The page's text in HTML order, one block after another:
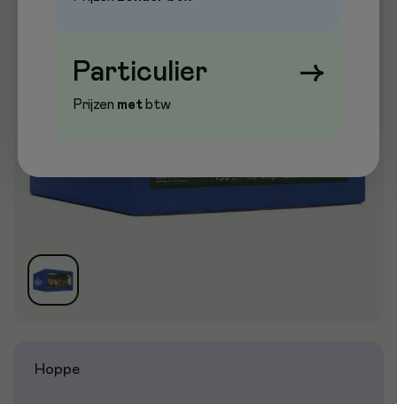
Aanbieding
Hoppe
Particulier →
Prijzen metbtw